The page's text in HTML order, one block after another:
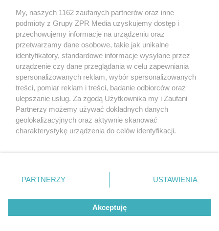
Żaden utwór zamieszczony w serwisie nie może być powielany i
rozpowszechniany lub dalej rozpowszechniany w jakikolwiek sposób (w
tym także elektroniczny lub mechaniczny) na jakimkolwiek polu
eksploatacji w jakiejkolwiek formie, włącznie z umieszczaniem w
Internecie bez pisemnej zgody właściciela praw. Jakiekolwiek użycie lub
wykorzystanie utworów w całości lub w części z naruszeniem prawa,
tzn. bez właściwej zgody, jest zabronione pod groźbą kary i może być
ścigane prawnie.
© 2026 Grupa ZPR Media
My, naszych 1162 zaufanych partnerów oraz inne
podmioty z Grupy ZPR Media uzyskujemy dostęp i
przechowujemy informacje na urządzeniu oraz
przetwarzamy dane osobowe, takie jak unikalne
identyfikatory, standardowe informacje wysyłane przez
urządzenie czy dane przeglądania w celu zapewniania
spersonalizowanych reklam, wybór spersonalizowanych
treści, pomiar reklam i treści, badanie odbiorców oraz
ulepszanie usług. Za zgodą Użytkownika my i Zaufani
Partnerzy możemy używać dokładnych danych
geolokalizacyjnych oraz aktywnie skanować
charakterystykę urządzenia do celów identyfikacji.
zmienić/wycofać klikając przycisk ustawień prywatności
znajdujący się w lewym dolnym rogu strony
rodzaje przetwarzania danych nie wymagają zgody
użytkownika, ale masz prawo sprzeciwić się takiemu
przetwarzaniu. Preferencje będą miały zastosowanie tylko
PARTNERZY USTAWIENIA
Akceptuję